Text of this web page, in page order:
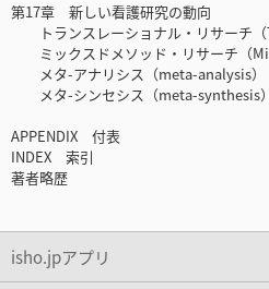
第17章 新しい看護研究の動向
トランスレーショナル・リサーチ（
ミックスドメソッド・リサーチ（
メタ-アナリシス（meta-analysis）
メタ-シンセシス（meta-synthesis）
APPENDIX 付表
INDEX 索引
著者略歴
isho.jpアプリ